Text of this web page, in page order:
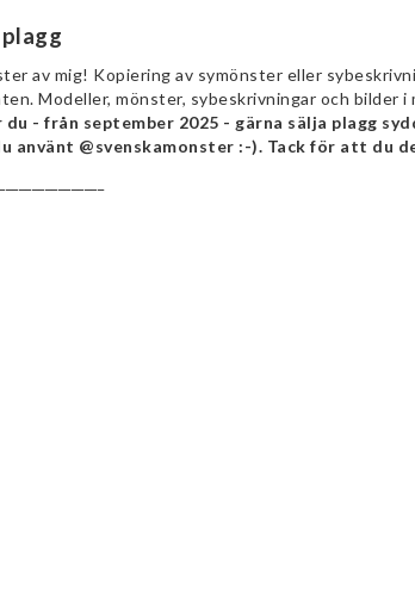
av mig! Kopiering av symönster eller
Modeller, mönster, sybeskrivningar och bilder
- från september 2025 - gärna sälja plagg
använt @svenskamonster :-). Tack för att du